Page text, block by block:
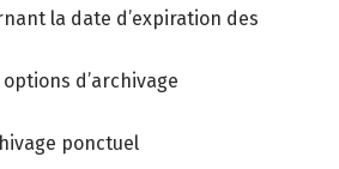
la date d’expiration des
d’archivage
ponctuel